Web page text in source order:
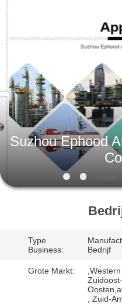
HUIS
PRODUCTEN
OVER
ONS
NEEM
Automation
Equipment
Co.,
Ltd..
Rights
Reserved.
Suzhou Ephood
Type
Business:
Bedrijf
Grote Markt:
, Zuid-